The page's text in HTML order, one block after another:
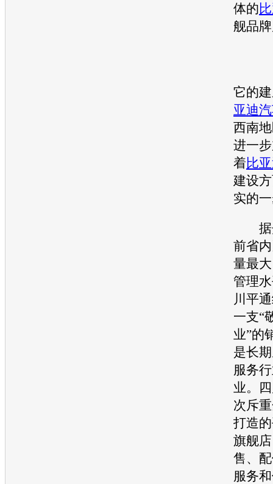
体的
舰品
它的
亚迪
西南
进一
着比
建设
实的
据
前省内
量最
管理
川平
一支“
业”的
是长
服务
业。
次斥
打造
旗舰
售、
服务